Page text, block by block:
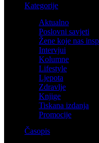
Kategorije
Aktualno
Poslovni savjeti
Žene koje nas
Intervjui
Kolumne
Lifestyle
Ljepota
Zdravlje
Knjige
Tiskana izdanja
Promocije
Časopis